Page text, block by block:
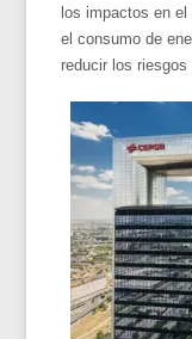
los impactos en
el consumo de
reducir los riesgos